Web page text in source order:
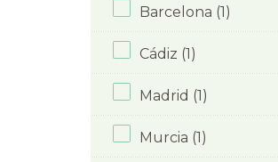
Barcelona (1)
Cádiz (1)
Madrid (1)
Murcia (1)